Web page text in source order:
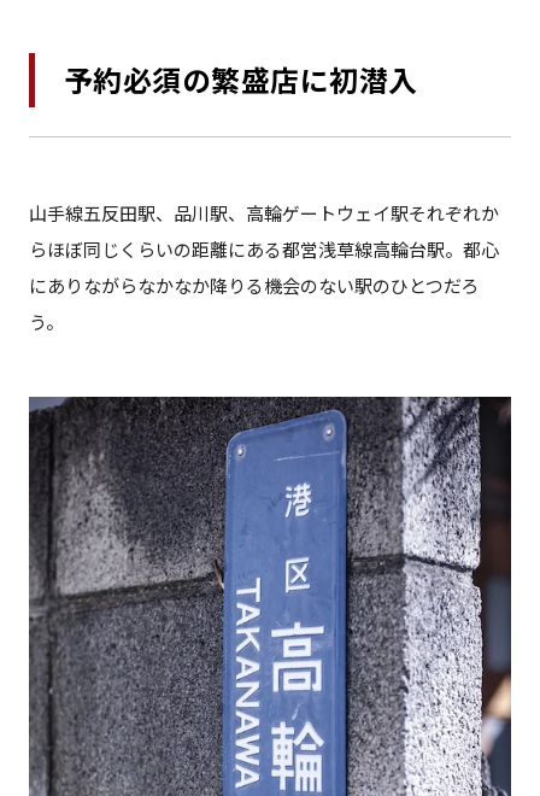
予約必須の繁盛店に初潜入
山手線五反田駅、品川駅、高輪ゲートウェイ駅それぞれか
らほぼ同じくらいの距離にある都営浅草線高輪台駅。都心
にありながらなかなか降りる機会のない駅のひとつだろ
う。